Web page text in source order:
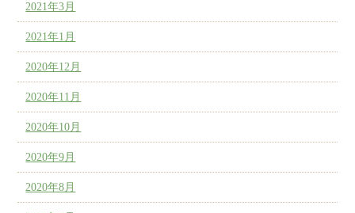
2021年3月
2021年1月
2020年12月
2020年11月
2020年10月
2020年9月
2020年8月